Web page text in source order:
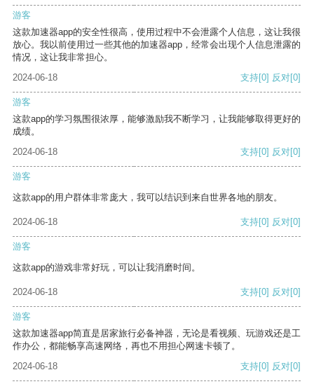
游客
这款加速器app的安全性很高，使用过程中不会泄露个人信息，这让我很
放心。我以前使用过一些其他的加速器app，经常会出现个人信息泄露的
情况，这让我非常担心。
2024-06-18
支持[0] 反对[0]
游客
这款app的学习氛围很浓厚，能够激励我不断学习，让我能够取得更好的
成绩。
2024-06-18
支持[0] 反对[0]
游客
这款app的用户群体非常庞大，我可以结识到来自世界各地的朋友。
2024-06-18 支持[0] 反对[0]
游客
这款app的游戏非常好玩，可以让我消磨时间。
2024-06-18 支持[0] 反对[0]
游客
这款加速器app简直是居家旅行必备神器，无论是看视频、玩游戏还是工
作办公，都能畅享高速网络，再也不用担心网速卡顿了。
2024-06-18
支持[0] 反对[0]